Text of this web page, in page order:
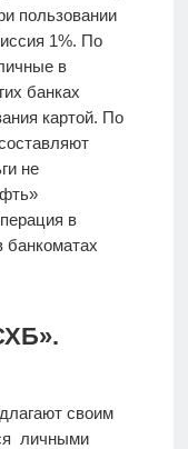
пользовании
1%. По
в
банках
картой. По
не
в
своим
личными